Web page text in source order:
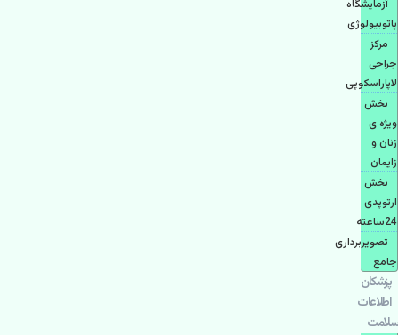
آزمایشگاه
پاتوبیولوژی
مرکز
جراحی
لاپاراسکوپی
بخش
ویژه ی
زنان و
زایمان
بخش
ارتوپدی
24ساعته
تصویربرداری
جامع
پزشكان
اطلاعات
سلامت